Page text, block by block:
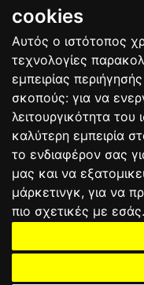
cookies
Αυτός ο ιστότοπος
τεχνολογίες
εμπειρίας
σκοπούς: για να
λειτουργικότητα του
καλύτερη εμπειρία
το ενδιαφέρον σας
μας και να
μάρκετινγκ, για να
πιο σχετικές με εσάς.
Luca MARINI
ΑΓΩΝΕΣ